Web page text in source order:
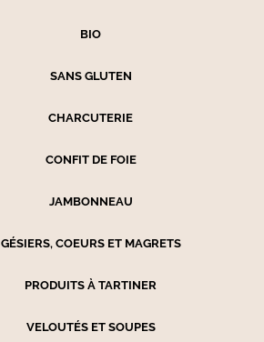
BIO
SANS GLUTEN
CHARCUTERIE
CONFIT DE FOIE
JAMBONNEAU
GÉSIERS, COEURS ET MAGRETS
PRODUITS À TARTINER
VELOUTÉS ET SOUPES